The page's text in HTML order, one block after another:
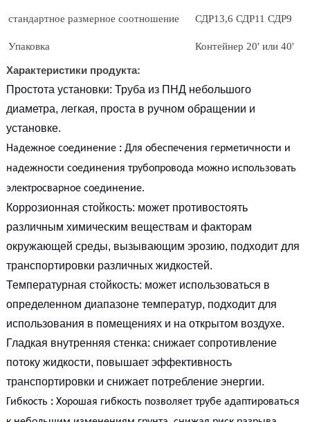
стандартное размерное соотношение СДР13,6 СДР11 СДР9
Упаковка Контейнер 20' или 40'
Характеристики продукта:
Простота установки: Труба из ПНД небольшого
диаметра, легкая, проста в ручном обращении и
установке.
Надежное соединение : Для обеспечения герметичности и
надежности соединения трубопровода можно использовать
электросварное соединение.
Коррозионная стойкость: может противостоять
различным химическим веществам и факторам
окружающей среды, вызывающим эрозию, подходит для
транспортировки различных жидкостей.
Температурная стойкость: может использоваться в
определенном диапазоне температур, подходит для
использования в помещениях и на открытом воздухе.
Гладкая внутренняя стенка: снижает сопротивление
потоку жидкости, повышает эффективность
транспортировки и снижает потребление энергии.
Гибкость : Хорошая гибкость позволяет трубе адаптироваться